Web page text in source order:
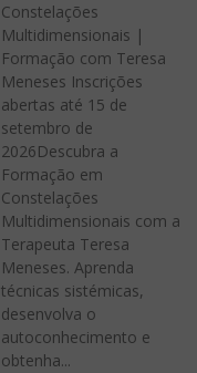
Constelações
Multidimensionais |
Formação com Teresa
Meneses Inscrições
abertas até 15 de
setembro de
2026Descubra a
Formação em
Constelações
Multidimensionais com a
Terapeuta Teresa
Meneses. Aprenda
técnicas sistémicas,
desenvolva o
autoconhecimento e
obtenha...